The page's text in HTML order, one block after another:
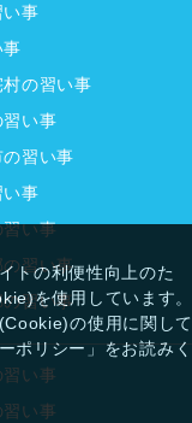
トの利便性向上のた
を使用しています。
の使用に関して
ポリシー」をお読みく
事
の習い事
い事
習い事
事
習い事
習い事
習い事
い事
い事